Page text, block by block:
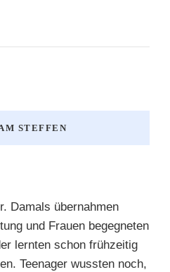
STEFFEN
Damals übernahmen
und Frauen begegneten
lernten schon frühzeitig
Teenager wussten noch,